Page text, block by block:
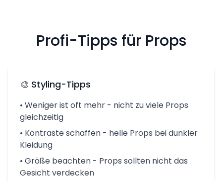
Profi-Tipps für Props
🎨 Styling-Tipps
• Weniger ist oft mehr - nicht zu viele Props
gleichzeitig
• Kontraste schaffen - helle Props bei dunkler
Kleidung
• Größe beachten - Props sollten nicht das
Gesicht verdecken